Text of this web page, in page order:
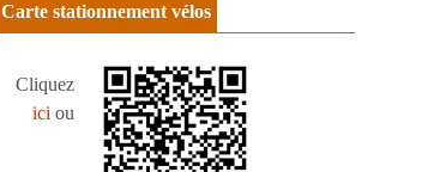
Carte stationnement vélos
Cliquez
ici ou